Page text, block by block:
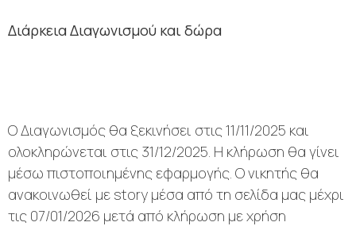
Διάρκεια Διαγωνισμού και δώρα
Ο Διαγωνισμός θα ξεκινήσει στις 11/11/2025 και
ολοκληρώνεται στις 31/12/2025. Η κλήρωση θα γίνει
μέσω πιστοποιημένης εφαρμογής. Ο νικητής θα
ανακοινωθεί με story μέσα από τη σελίδα μας μέχρι
τις 07/01/2026 μετά από κλήρωση με χρήση